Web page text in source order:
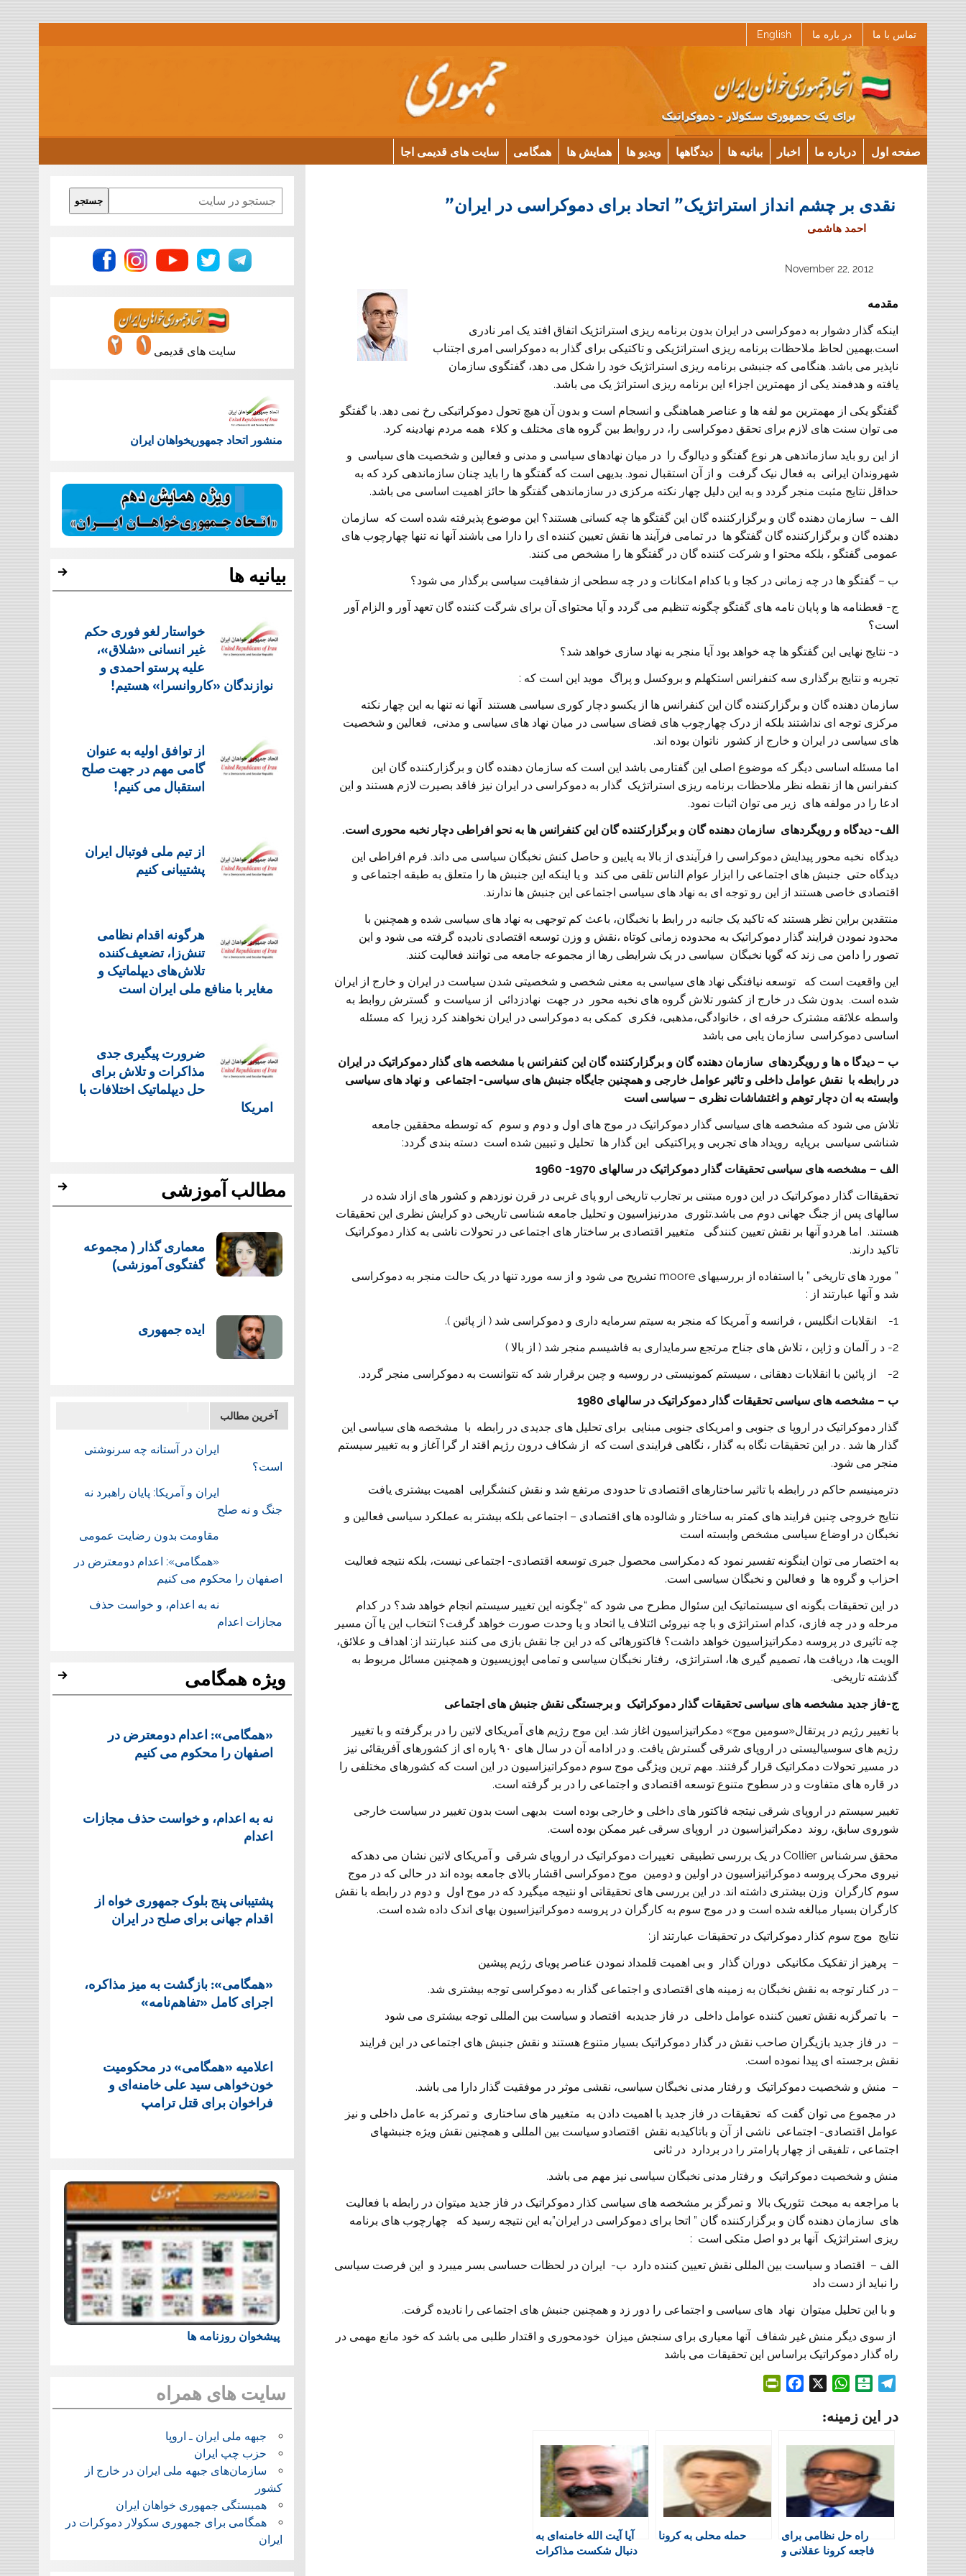
تماس با ما در باره ما English
صفحه اول درباره ما اخبار بیانیه ها دیدگاهها ویدیو ها همایش ها همگامی سایت های قدیمی اجا
نقدی بر چشم انداز استراتژیک” اتحاد برای دموکراسی در ایران”
احمد هاشمی
November 22, 2012
مقدمه
اینکه گذار دشوار به دموکراسی در ایران بدون برنامه ریزی استراتژیک اتفاق افتد یک امر نادری
است.بهمین لحاظ ملاحظات برنامه ریزی استراتژیکی و تاکتیکی برای گذار به دموکراسی امری اجتناب
ناپذیر می باشد. هنگامی که جنبشی برنامه ریزی استراتژیک خود را شکل می دهد، گفتگوی سازمان
یافته و هدفمند یکی از مهمترین اجزاء این برنامه ریزی استراتژ یک می باشد.
گفتگو یکی از مهمترین مو لفه ها و عناصر هماهنگی و انسجام است و بدون آن هیچ تحول دموکراتیکی رخ نمی دهد. با گفتگو
می توان سنت های لازم برای تحقق دموکراسی را، در روابط بین گروه های مختلف و کلاء همه مردم نهادینه کرد.
از این رو باید سازماندهی هر نوع گفتگو و دیالوگ را در میان نهادهای سیاسی و مدنی و فعالین و شخصیت های سیاسی و
شهروندان ایرانی به فعال نیک گرفت و از آن استقبال نمود. بدیهی است که گفتگو ها را باید چنان سازماندهی کرد که به
حداقل نتایج مثبت منجر گردد و به این دلیل چهار نکته مرکزی در سازماندهی گفتگو ها حائز اهمیت اساسی می باشد.
الف – سازمان دهنده گان و برگزارکننده گان این گفتگو ها چه کسانی هستند؟ این موضوع پذیرفته شده است که سازمان
دهنده گان و برگزارکننده گان گفتگو ها در تمامی فرآیند ها نقش تعیین کننده ای را دارا می باشند آنها نه تنها چهارچوب های
عمومی گفتگو ، بلکه محتو ا و شرکت کننده گان در گفتگو ها را مشخص می کنند.
ب – گفتگو ها در چه زمانی در کجا و با کدام امکانات و در چه سطحی از شفافیت سیاسی برگذار می شود؟
ج- قعطنامه ها و پایان نامه های گفتگو چگونه تنظیم می گردد و آیا محتوای آن برای شرگت کننده گان تعهد آور و الزام آور
است؟
د- نتایج نهایی این گفتگو ها چه خواهد بود آیا منجر به نهاد سازی خواهد شد؟
تجربه و نتایج برگذاری سه کنفرانس استکهلم و بروکسل و پراگ موید این است که :
سازمان دهنده گان و برگزارکننده گان این کنفرانس ها از یکسو دچار کوری سیاسی هستند آنها نه تنها به این چهار نکته
مرکزی توجه ای نداشتند بلکه از درک چهارچوب های فضای سیاسی در میان نهاد های سیاسی و مدنی، فعالین و شخصیت
های سیاسی در ایران و خارج از کشور ناتوان بوده اند.
اما مسئله اساسی دیگر که موضوع اصلی این گفتارمی باشد این است که سازمان دهنده گان و برگزارکننده گان این
کنفرانس ها از نقطه نظر ملاحظات برنامه ریزی استراتژیک گذار به دموکراسی در ایران نیز فاقد بصیرت لازم هستند و این
ادعا را در مولفه های زیر می توان اثبات نمود.
الف- دیدگاه و رویگردهای سازمان دهنده گان و برگزارکننده گان این کنفرانس ها به نحو افراطی دچار نخبه محوری است.
دیدگاه نخبه محور پیدایش دموکراسی را فرآیندی از بالا به پایین و حاصل کنش نخبگان سیاسی می داند. فرم افراطی این
دیدگاه حتی جنبش های اجتماعی را ابزار عوام الناس تلقی می کند و یا اینکه این جنبش ها را متعلق به طبقه اجتماعی و
اقتصادی خاصی هستند از این رو توجه ای به نهاد های سیاسی اجتماعی این جنبش ها ندارند.
منتقدین براین نظر هستند که تاکید یک جانبه در رابط با نخبگان، باعث کم توجهی به نهاد های سیاسی شده و همچنین با
محدود نمودن فرایند گذار دموکراتیک به محدوده زمانی کوتاه ،نقش و وزن توسعه اقتصادی نادیده گرفته می شود و این
تصور را دامن می زند که گویا نخبگان سیاسی در یک شرایطی رها از مجموعه جامعه می توانند فعالیت کنند.
این واقعیت است که توسعه نیافتگی نهاد های سیاسی به معنی شخصی و شخصیتی شدن سیاست در ایران و خارج از ایران
شده است. بدون شک در خارج از کشور تلاش گروه های نخبه محور در جهت نهادزدائی از سیاست و گسترش روابط به
واسطه علائقه مشترک حرفه ای ، خانوادگی،مذهبی، فکری کمکی به دموکراسی در ایران نخواهند کرد زیرا که مسئله
اساسی دموکراسی سازمان یابی می باشد
ب – دیدگا ه ها و رویگردهای سازمان دهنده گان و برگزارکننده گان این کنفرانس با مشخصه های گذار دموکراتیک در ایران
در رابطه با نقش عوامل داخلی و تاثیر عوامل خارجی و همچنین جایگاه جنبش های سیاسی- اجتماعی و نهاد های سیاسی
وابسته به ان دچار توهم و اغتشاشات نظری – سیاسی ا ست
تلاش می شود که مشخصه های سیاسی گذار دموکراتیک در موج های اول و دوم و سوم که توسطه محققین جامعه
شناشی سیاسی برپایه رویداد های تجربی و پراکتیکی این گذار ها تحلیل و تبیین شده است دسته بندی گردد:
لف – مشخصه های سیاسی تحقیقات گذار دموکراتیک در سالهای 1970- 1960
تحقیقاات گذار دموکراتیک در این دوره مبتنی بر تجارب تاریخی ارو پای غربی در قرن نوزدهم و کشور های ازاد شده در
سالهای پس از جنگ جهانی دوم می باشد.تئوری مدرنیزاسیون و تحلیل جامعه شناسی تاریخی دو کرایش نظری این تحقیقات
هستند. اما هردو آنها بر نقش تعیین کنندگی متغییر اقتصادی بر ساختار های اجتماعی در تحولات ناشی به کذار دموکراتیک
تاکید دارند.
” مورد های تاریخی ” با استفاده از بررسیهای moore تشریح می شود و از سه مورد تنها در یک حالت منجر به دموکراسی
شد و آنها عبارتند از :
1- انقلابات انگلیس ، فرانسه و آمریکا که منجر به سیتم سرمایه داری و دموکراسی شد ( از پائین ).
2- د ر آلمان و ژاپن ، تلاش های جناح مرتجع سرمایداری به فاشیسم منجر شد ( از بالا )
2- از پائین با انقلابات دهقانی ، سیستم کمونیستی در روسیه و چین برقرار شد که نتوانست به دموکراسی منجر گردد.
ب – مشخصه های سیاسی تحقیقات گذار دموکراتیک در سالهای 1980
گذار دموکراتیک در اروپا ی جنوبی و امریکای جنوبی مبنایی برای تحلیل های جدیدی در رابطه با مشخصه های سیاسی این
گذار ها شد . در این تحقیقات نگاه به گذار ، نگاهی فرایندی است که از شکاف درون رژیم اقتد ار گرا آغاز و به تغییر سیستم
منجر می شود.
دترمینیسم حاکم در رابطه با تاثیر ساختارهای اقتصادی تا حدودی مرتفع شد و نقش کنشگرایی اهمیت بیشتری یافت
نتایج خروجی چنین فرایند های کمتر به ساختار و شالوده های اقتصادی – اجتماعی بلکه بیشتر به عملکرد سیاسی فعالین و
نخبگان در اوضاع سیاسی مشخص وابسته است
به اختصار می توان اینگونه تفسیر نمود که دمکراسی محصول جبری توسعه اقتصادی- اجتماعی نیست، بلکه نتیجه فعالیت
احزاب و گروه ها و فعالین و نخبگان سیاسی است.
در این تحقیقات بگونه ای سیستماتیک این سئوال مطرح می شود که “چگونه این تغییر سیستم انجام خواهد شد؟ در کدام
مرحله و در چه فازی، کدام استراتژی و با چه نیروئی ائتلاف یا اتحاد و یا وحدت صورت خواهد گرفت؟ انتخاب این یا آن مسیر
چه تاثیری در پروسه دمکراتیزاسیون خواهد داشت؟ فاکتورهائی که در این جا نقش بازی می کنند عبارتند از: اهداف و علائق،
الویت ها، دریافت ها، تصمیم گیری ها، استراتژی، رفتار نخبگان سیاسی و تمامی اپوزیسیون و همچنین مسائل مربوط به
گذشته تاریخی.
ج-فاز جدید مشخصه های سیاسی تحقیقات گذار دموکراتیک و برجستگی نقش جنبش های اجتماعی
با تغییر رژیم در پرتقال«سومین موج» دمکراتیزاسیون اغاز شد. این موج رژیم های آمریکای لاتین را در برگرفته و با تغییر
رژیم های سوسیالیستی در اروپای شرقی گسترش یافت. و در ادامه آن در سال های ۹۰ پاره ای از کشورهای آفریقائی نیز
در مسیر تحولات دمکراتیک قرار گرفتند. مهم ترین ویژگی موج سوم دموکراتیزاسیون در این است که کشورهای مختلفی را
در قاره های متفاوت و در سطوح متنوع توسعه اقتصادی و اجتماعی را در بر گرفته است.
تغییر سیستم در اروپای شرقی نیتجه فاکتور های داخلی و خارجی بوده است بدیهی است بدون تغییر در سیاست خارجی
شوروی سابق، روند دمکراتیزاسیون در اروپای سرقی غیر ممکن بوده است.
محقق سرشناس Collier در یک بررسی تطبیقی تغییرات دموکراتیک در اروپای شرقی و آمریکای لاتین نشان می دهدکه
نیروی محرک پروسه دموکراتیزاسیون در اولین و دومین موج دموکراسی اقشار بالای جامعه بوده اند در حالی که در موج
سوم کارگران وزن بیشتری داشته اند. در این بررسی های تحقیقاتی او نتیجه میگیرد که در موج اول و دوم در رابطه با نقش
کارگران بسیار مبالغه شده است و در موج سوم به کارگران در پروسه دموکراتیزاسیون بهای اندک داده شده است.
نتایج موج سوم کذار دموکراتیک در تحقیقات عبارتند از:
– پرهیز از تفکیک مکانیکی دوران گذار و بی اهمیت قلمداد نمودن عناصر پویای رژیم پیشین
– در کنار توجه به نقش نخبگان به زمینه های اقتصادی و اجتماعی گذار به دموکراسی توجه بیشتری شد.
– با تمرگزبه نقش تعیین کننده عوامل داخلی در فاز جدیدبه اقتصاد و سیاست بین المللی توجه بیشتری می شود
– در فاز جدید بازیگران صاحب نقش در گذار دموکراتیک بسیار متنوع هستند و نقش جنبش های اجتماعی در این فرایند
نقش برجسته ای پیدا نموده است.
– منش و شخصیت دموکراتیک و رفتار مدنی نخبگان سیاسی، نقشی موثر در موفقیت گذار دارا می باشد.
در مجموع می توان گفت که تحقیقات در فاز جدید با اهمیت دادن به متغییر های ساختاری و تمرکز به عامل داخلی و نیز
عوامل اقتصادی- اجتماعی ناشی از آن و باتاکیدبه نقش اقتصادو سیاست بین المللی و همچنین نقش ویژه جنبشهای
اجتماعی ، تلفیقی از چهار پارامتر را در بردارد در ثانی
منش و شخصیت دموکراتیک و رفتار مدنی نخبگان سیاسی نیز مهم می باشد.
با مراجعه به مبحث تئوریک بالا و تمرگز بر مشخصه های سیاسی کذار دموکراتیک در فاز جدید میتوان در رابطه با فعالیت
های سازمان دهنده گان و برگزارکننده گان ” اتحا برای دموکراسی در ایران”به این نتیجه رسید که چهارچوب های برنامه
ریزی استراتژیک آنها بر دو اصل متکی است :
الف – اقتصاد و سیاست بین المللی نقش تعیین کننده دارد ب- ایران در لحظات حساسی بسر میبرد و این فرصت سیاسی
را نباید از دست داد
و با این تحلیل میتوان نهاد های سیاسی و اجتماعی را دور زد و همچنین جنبش های اجتماعی را نادیده گرفت.
از سوی دیگر منش غیر شفاف آنها معیاری برای سنجش میزان خودمحوری و اقتدار طلبی می باشد که خود مانع مهمی در
راه گذار دموکراتیک براساس این تحقیقات می باشد
l
g
r
a
m
l
t
a
r
i
n
W
a
s
A
p
p
k
F
i
e
در این زمینه:
راه حل نظامی برای
فاجعه کرونا عقلانی و
حمله محلی به کرونا
آیا آیت الله خامنه‌ای به
دنبال شکست مذاکرات
Search
جستجو
سایت های قدیمی
منشور اتحاد جمهوریخواهان ایران
بیانیه ها
خواستار لغو فوری حکم
غیر انسانی «شلاق»،
علیه پرستو احمدی و
نوازندگان «کاروانسرا» هستیم!
از توافق اولیه به عنوان
گامی مهم در جهت صلح
استقبال می کنیم!
از تیم ملی فوتبال ایران
پشتیبانی کنیم
هرگونه اقدام نظامی
تنش‌زا، تضعیف‌کننده
تلاش‌های دیپلماتیک و
مغایر با منافع ملی ایران است
ضرورت پیگیری جدی
مذاکرات و تلاش برای
حل دیپلماتیک اختلافات با
امریکا
مطالب آموزشی
معماری گذار ( مجموعه
گفتگوی آموزشی)
ایده جمهوری
آخرین مطالب
ایران در آستانه چه سرنوشتی
است؟
ایران و آمریکا: پایان راهبرد نه
جنگ و نه صلح
مقاومت بدون رضایت عمومی
«همگامی»: اعدام دومعترض در
اصفهان را محکوم می کنیم
نه به اعدام، و خواست حذف
مجازات اعدام
ویژه همگامی
«همگامی»: اعدام دومعترض در
اصفهان را محکوم می کنیم
نه به اعدام، و خواست حذف مجازات
اعدام
پشتيبانی پنج بلوک جمهوری خواه از
اقدام جهانی برای صلح در ایران
«همگامی»: بازگشت به میز مذاکره،
اجرای کامل «تفاهم‌نامه»
اعلامیه «همگامی» در محکومیت
خون‌خواهی سید علی خامنه‌ای و
فراخوان برای قتل ترامپ
پیشخوان روزنامه ها
سایت های همراه
جبهه ملی ایران ـ اروپا
حزب چپ ایران
سازمان‌های جبهه ملی ایران در خارج از
کشور
همبستگی جمهوری خواهان ایران
همگامی برای جمهوری سکولار دموکرات در
ایران